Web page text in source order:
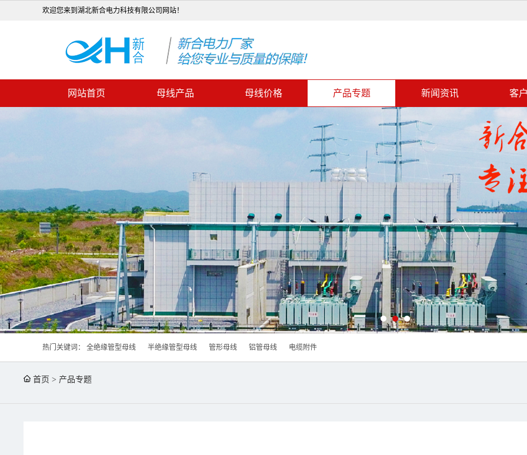
欢迎您来到湖北新合电力科技有限公司网站！
网站首页 母线产品 母线价格 产品专题 新闻资讯 客
热门关键词： 全绝缘管型母线 半绝缘管型母线 管形母线 铝管母线 电缆附件
首页 > 产品专题